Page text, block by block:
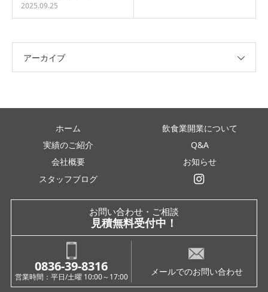
2025.09.25
アーカイブ
ホーム
飲食業開業について
実績のご紹介
Q&A
会社概要
お知らせ
スタッフブログ
お問い合わせ・ご相談
見積無料受付中！
0836-39-8316
営業時間：平日/土曜 10:00～17:00 メールでのお問い合わせ